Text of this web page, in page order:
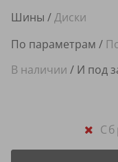
Шины /Диски
По параметрам /
В наличии / И под